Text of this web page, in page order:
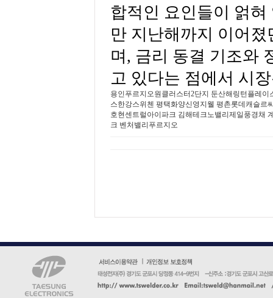
합적인 요인들이 얽
만 지난해까지 이어
며, 금리 동결 기조와
고 있다는 점에서 시
용인푸르지오원클러스터2단지 둔산해링턴플레이
스한강스위첸 평택화양신영지웰 평촌롯데캐슬르
호현센트럴아이파크 김해테크노밸리제일풍경채
크 벤처밸리푸르지오